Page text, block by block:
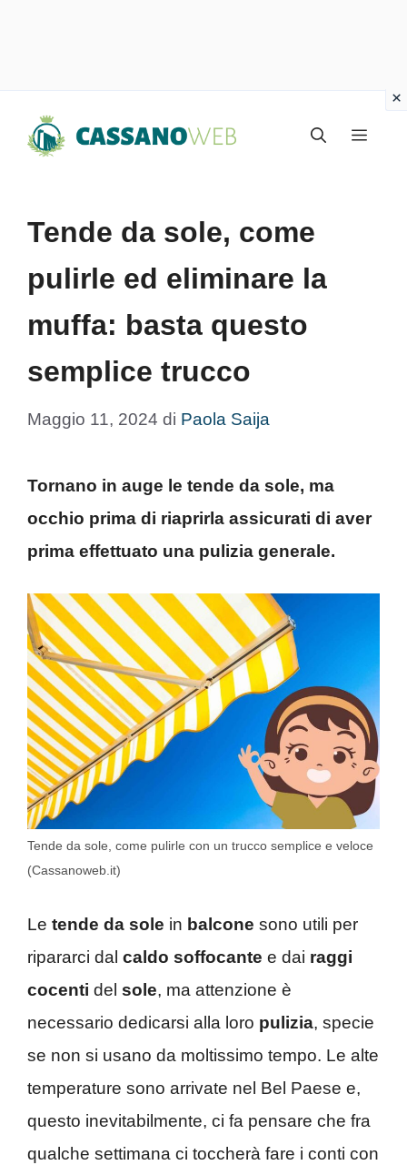
Menu
Tende da sole, come
pulirle ed eliminare la
muffa: basta questo
semplice trucco
Maggio 11, 2024 di Paola Saija
Tornano in auge le tende da sole, ma
occhio prima di riaprirla assicurati di aver
prima effettuato una pulizia generale.
Tende da sole, come pulirle con un trucco semplice e veloce
(Cassanoweb.it)
Le tende da sole in balcone sono utili per
ripararci dal caldo soffocante e dai raggi
cocenti del sole, ma attenzione è
necessario dedicarsi alla loro pulizia, specie
se non si usano da moltissimo tempo. Le alte
temperature sono arrivate nel Bel Paese e,
questo inevitabilmente, ci fa pensare che fra
qualche settimana ci toccherà fare i conti con